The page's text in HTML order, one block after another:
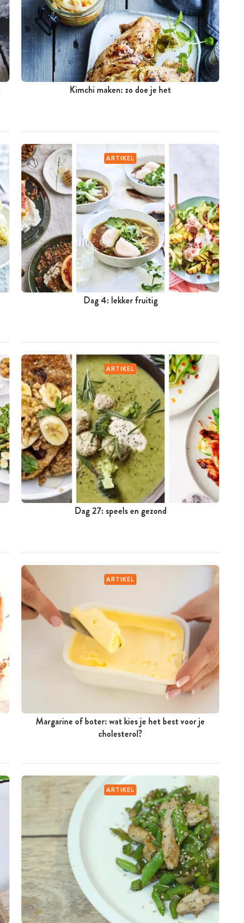
Kimchi maken: zo doe je het
ARTIKEL
Dag 4: lekker fruitig
ARTIKEL
Dag 27: speels en gezond
ARTIKEL
Margarine of boter: wat kies je het best voor je
cholesterol?
ARTIKEL